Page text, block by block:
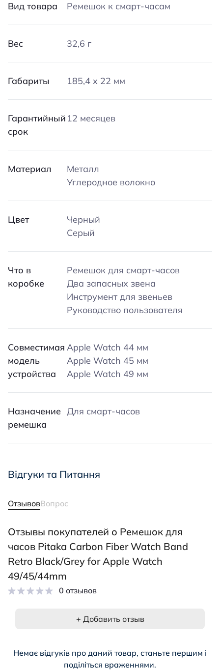
Вид товара Ремешок к смарт-часам
Вес 32,6 г
Габариты 185,4 x 22 мм
Гарантийный
срок
12 месяцев
Материал
Металл
Углеродное волокно
Цвет
Черный
Серый
Что в
коробке
Ремешок для смарт-часов
Два запасных звена
Инструмент для звеньев
Руководство пользователя
Совместимая
модель
устройства
Apple Watch 44 мм
Apple Watch 45 мм
Apple Watch 49 мм
Назначение
ремешка
Для смарт-часов
Відгуки та Питання
ОтзывовВопрос
Отзывы покупателей о Ремешок для
часов Pitaka Carbon Fiber Watch Band
Retro Black/Grey for Apple Watch
49/45/44mm
0 отзывов
+ Добавить отзыв
Немає відгуків про даний товар, станьте першим і
поділіться враженнями.